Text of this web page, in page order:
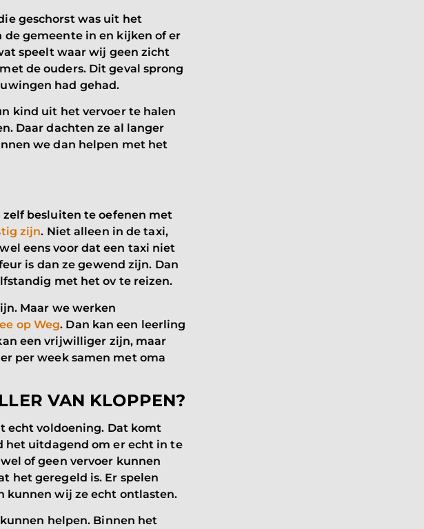
geschorst was uit het
gemeente in en kijken of er
speelt waar wij geen zicht
de ouders. Dit geval sprong
had gehad.
kind uit het vervoer te halen
Daar dachten ze al langer
we dan helpen met het
besluiten te oefenen met
zijn. Niet alleen in de taxi,
eens voor dat een taxi niet
is dan ze gewend zijn. Dan
met het ov te reizen.
Maar we werken
op Weg. Dan kan een leerling
een vrijwilliger zijn, maar
per week samen met oma
VAN KLOPPEN?
echt voldoening. Dat komt
het uitdagend om er echt in te
of geen vervoer kunnen
het geregeld is. Er spelen
kunnen wij ze echt ontlasten.
helpen. Binnen het